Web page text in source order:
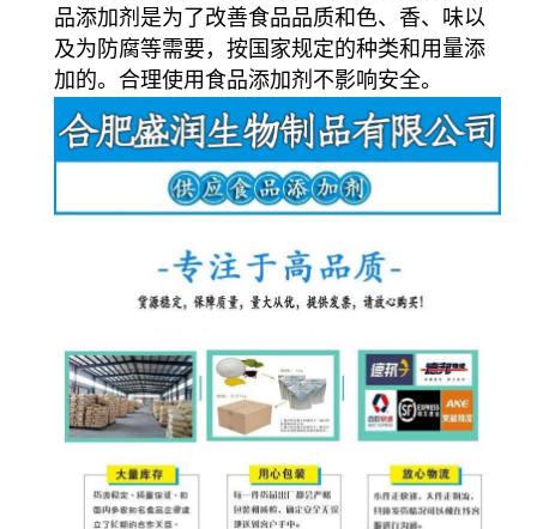
品添加剂是为了改善食品品质和色、香、味以
及为防腐等需要，按国家规定的种类和用量添
加的。合理使用食品添加剂不影响安全。